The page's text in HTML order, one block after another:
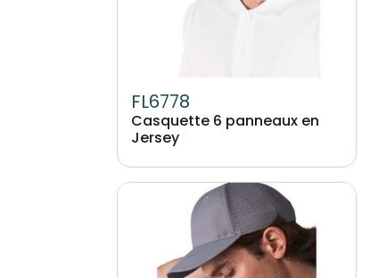
FL6778
Casquette 6 panneaux en
Jersey
Image